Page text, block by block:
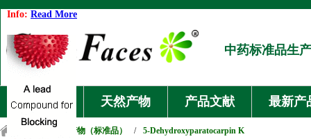
Info: Read More
中药标准品生
首页 天然产物 产品文献 最新产
天然产物（标准品） / 5-Dehydroxyparatocarpin K